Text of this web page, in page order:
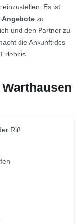
einzustellen. Es ist
Angebote zu
und den Partner zu
die Ankunft des
Riß